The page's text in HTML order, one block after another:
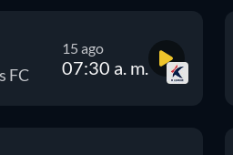
FC
15 ago
07:30 a. m.